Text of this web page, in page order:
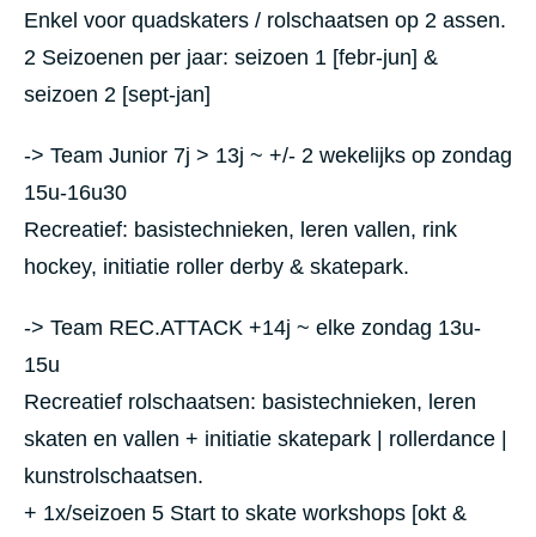
Enkel voor quadskaters / rolschaatsen op 2 assen.
2 Seizoenen per jaar: seizoen 1 [febr-jun] &
seizoen 2 [sept-jan]
-> Team Junior 7j > 13j ~ +/- 2 wekelijks op zondag
15u-16u30
Recreatief: basistechnieken, leren vallen, rink
hockey, initiatie roller derby & skatepark.
-> Team REC.ATTACK +14j ~ elke zondag 13u-
15u
Recreatief rolschaatsen: basistechnieken, leren
skaten en vallen + initiatie skatepark | rollerdance |
kunstrolschaatsen.
+ 1x/seizoen 5 Start to skate workshops [okt &